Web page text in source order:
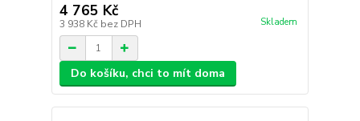
4 765 Kč
3 938 Kč bez DPH Skladem
Do košíku, chci to mít doma